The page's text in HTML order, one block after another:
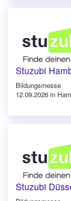
Stuzubi
Bildungsmesse
12.09.2026 in
Stuzubi